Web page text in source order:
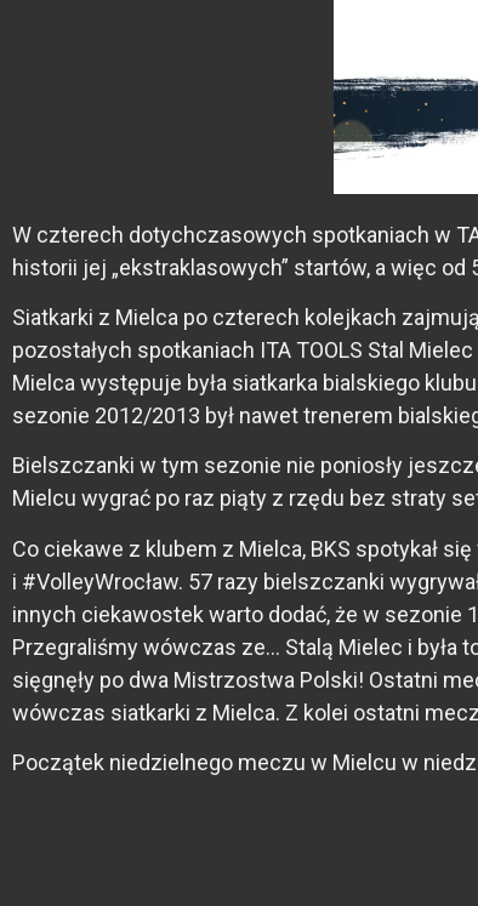
W czterech dotychczasowych spotkaniach w
historii jej „ekstraklasowych” startów, a więc
Siatkarki z Mielca po czterech kolejkach
pozostałych spotkaniach ITA TOOLS Stal
Mielca występuje była siatkarka bialskiego
sezonie 2012/2013 był nawet trenerem
Bielszczanki w tym sezonie nie poniosły
Mielcu wygrać po raz piąty z rzędu bez straty
Co ciekawe z klubem z Mielca, BKS spotykał
i #VolleyWrocław. 57 razy bielszczanki
innych ciekawostek warto dodać, że w sezonie
Przegraliśmy wówczas ze… Stalą Mielec i była
sięgnęły po dwa Mistrzostwa Polski! Ostatni
wówczas siatkarki z Mielca. Z kolei ostatni
Początek niedzielnego meczu w Mielcu w